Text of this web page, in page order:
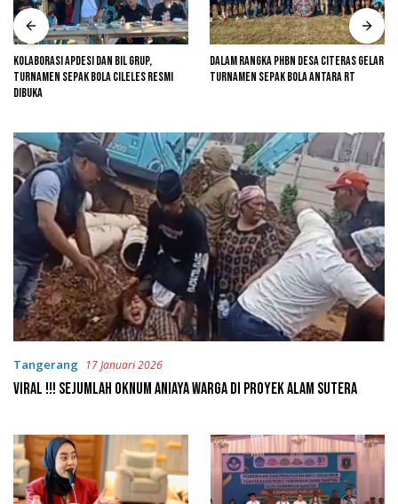
Kolaborasi Apdesi dan BIL Grup,
Turnamen Sepak Bola Cileles Resmi
Dibuka
Dalam Rangka PHBN Desa Citeras Gelar
Turnamen Sepak Bola Antara RT
Tangerang 17 Januari 2026
Viral !!! Sejumlah Oknum Aniaya Warga di Proyek Alam Sutera